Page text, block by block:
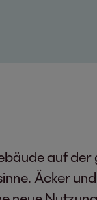
auf
Äcker